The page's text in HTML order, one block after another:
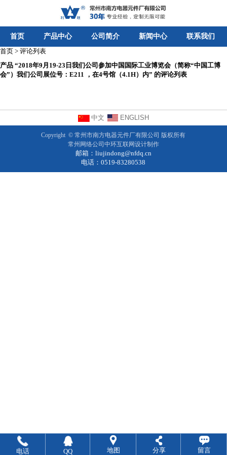
首页 产品中心 公司简介 新闻中心
联系我们
首页 > 评论列表
产品 “2018年9月19-23日我们公司参加中国国际工业博览会（简称“中国工博
会”）我们公司展位号：E211 ，在4号馆（4.1H）内” 的评论列表
中文 ENGLISH
Copyright ©常州市南方电器元件厂有限公司 版权所有
常州网络公司中环互联网设计制作
邮箱： liujindong@nfdq.cn
电话：0519-83280538
电话 QQ 地图 分享 留言